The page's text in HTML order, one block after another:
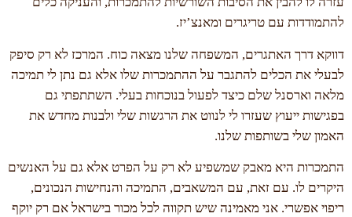
להתמודדות עם טריגרים ומאנצ’יז.
דווקא דרך האתגרים, המשפחה שלנו מצאה כוח. המרכז לא רק סיפק
לבעלי את הכלים להתגבר על ההתמכרות שלו אלא גם נתן לי תמיכה
מלאה וארסנל שלם כיצד לפעול בנוכחות בעלי. השתתפתי גם
בפגישות ייעוץ שעזרו לי לנווט את הרגשות שלי ולבנות מחדש את
האמון שלי בשותפות שלנו.
התמכרות היא מאבק שמשפיע לא רק על הפרט אלא גם על האנשים
היקרים לו. עם זאת, עם המשאבים, התמיכה והנחישות הנכונים,
ריפוי אפשרי. אני מאמינה שיש תקווה לכל מכור בישראל אם רק יוקף